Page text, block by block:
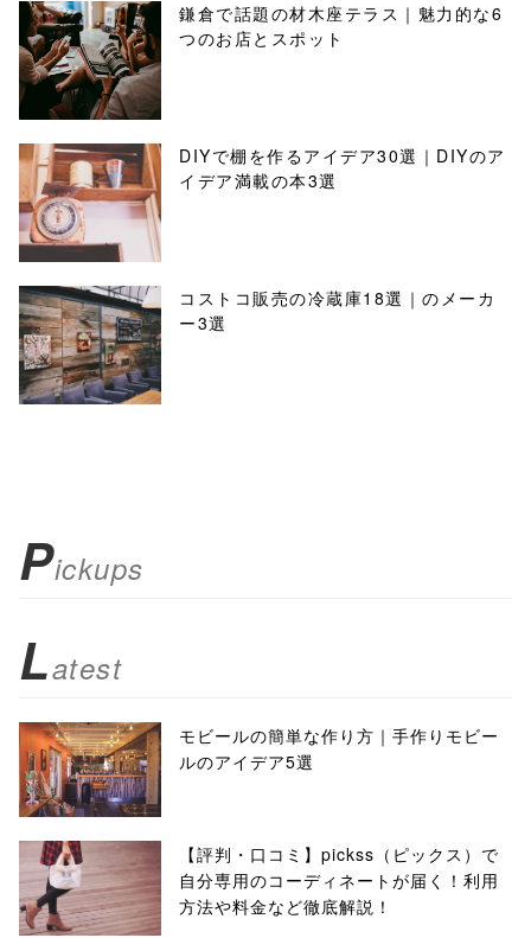
鎌倉で話題の材木座テラス｜魅力的な6
つのお店とスポット
DIYで棚を作るアイデア30選｜DIYのア
イデア満載の本3選
コストコ販売の冷蔵庫18選｜のメーカ
ー3選
Pickups
Latest
モビールの簡単な作り方｜手作りモビー
ルのアイデア5選
【評判・口コミ】pickss（ピックス）で
自分専用のコーディネートが届く！利用
方法や料金など徹底解説！